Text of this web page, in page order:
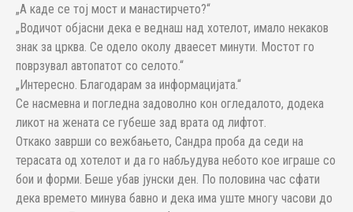
„А каде се тој мост и манастирчето?“
„Водичот објасни дека е веднаш над хотелот, имало некаков
знак за црква. Се одело околу дваесет минути. Мостот го
поврзувал автопатот со селото.“
„Интересно. Благодарам за информацијата.“
Се насмевна и погледна задоволно кон огледалото, додека
ликот на жената се губеше зад врата од лифтот.
Откако заврши со вежбањето, Сандра проба да седи на
терасата од хотелот и да го набљудува небото кое играше со
бои и форми. Беше убав јунски ден. По половина час сфати
дека времето минува бавно и дека има уште многу часови до